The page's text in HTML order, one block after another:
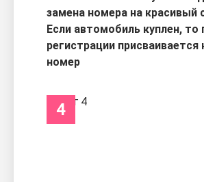
замена номера на красивый
Если автомобиль куплен, то
регистрации присваивается
номер
4